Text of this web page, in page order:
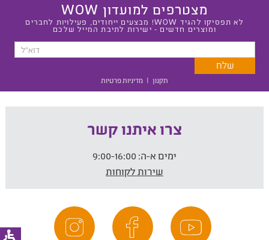
מצטרפים למועדון WOW
לא תפסיקו להגיד WOW! מבצעים ייחודים, פעילויות לחברים
ומוצרים חדשים - ישירות לתיבת המייל שלכם
תקנון | מדיניות פרטיות
צרו איתנו קשר
ימים א-ה:
שירות לקוחות